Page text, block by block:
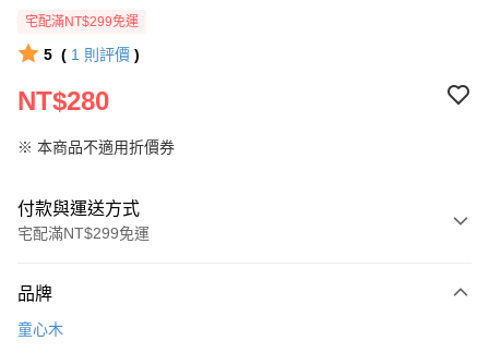
宅配滿NT$299免運
5 ( 1 則評價 )
NT$280
※ 本商品不適用折價券
付款與運送方式
宅配滿NT$299免運
信用卡一次付款
品牌
童心木